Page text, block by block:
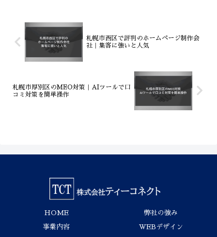
機能を標準装備。価格競争から脱却し、
価値あるWeb投資を行うための判断基準
札幌市西区で評判のホームページ制作会
社｜集客に強いと人気
札幌市厚別区のMEO対策｜AIツールで口
コミ対策を簡単操作
HOME 弊社の強み
事業内容 WEBデザイン